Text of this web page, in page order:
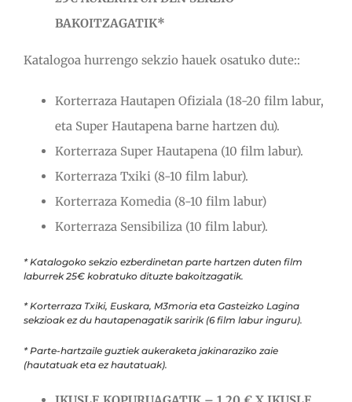
BAKOITZAGATIK*
Katalogoa hurrengo sekzio hauek osatuko dute::
Korterraza Hautapen Ofiziala (18-20 film labur,
eta Super Hautapena barne hartzen du).
Korterraza Super Hautapena (10 film labur).
Korterraza Txiki (8-10 film labur).
Korterraza Komedia (8-10 film labur)
Korterraza Sensibiliza (10 film labur).
* Katalogoko sekzio ezberdinetan parte hartzen duten film
laburrek 25€ kobratuko dituzte bakoitzagatik.
* Korterraza Txiki, Euskara, M3moria eta Gasteizko Lagina
sekzioak ez du hautapenagatik saririk (6 film labur inguru).
* Parte-hartzaile guztiek aukeraketa jakinaraziko zaie
(hautatuak eta ez hautatuak).